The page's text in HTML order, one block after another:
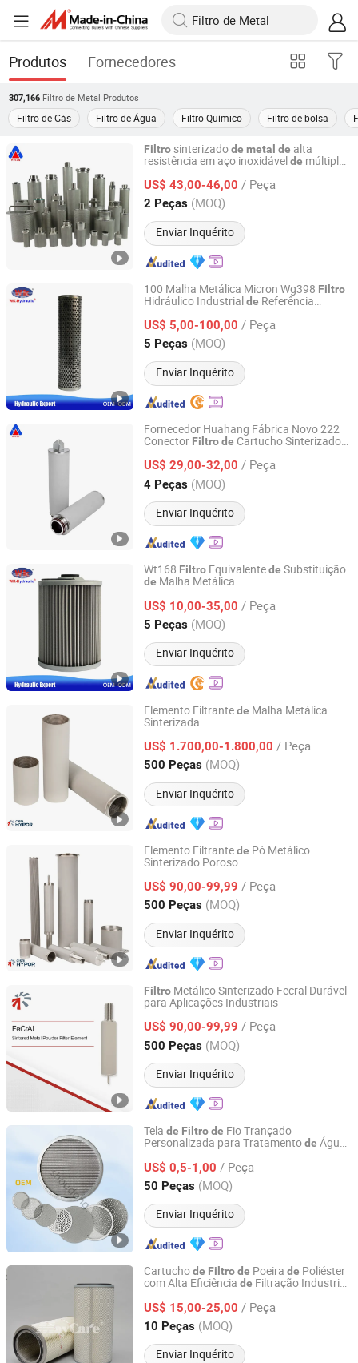
Produtos Fornecedores
307,166 Filtro de Metal Produtos
Filtro de Gás Filtro de Água Filtro Químico Filtro de bolsa
Filtrosinterizadode metal de alta
resistência em aço inoxidávelde múltiplas
delíquidos
US$ 43,00-46,00 / Peça
2 Peças (MOQ)
Enviar Inquérito
Xinxiang City Huahang Filter Co., Ltd.
Henan, China Desde 2018
100 Malha Metálica Micron Wg398 Filtro
Hidráulico Industrialde Referência
US$ 5,00-100,00 / Peça
5 Peças (MOQ)
Enviar Inquérito
Shanghai Weike Machinery Electricity Co.,Ltd.
Shanghai, China Desde 2017
Fornecedor Huahang Fábrica Novo 222
Conector Filtrode Cartucho Sinterizado
Temperaturas e CorrosãoFiltro
Sinterizado
US$ 29,00-32,00 / Peça
4 Peças (MOQ)
Enviar Inquérito
Xinxiang City Huahang Filter Co., Ltd.
Desde 2018
Wt168 Filtro Equivalentede Substituição
de Malha Metálica
US$ 10,00-35,00 / Peça
5 Peças (MOQ)
Enviar Inquérito
Shanghai Weike Machinery Electricity Co.,Ltd.
Shanghai, China Desde 2017
Elemento Filtrantede Malha Metálica
Sinterizada
US$ 1.700,00-1.800,00 / Peça
500 Peças (MOQ)
Enviar Inquérito
CISRI HY&POR TECHNOLOGY CO., LTD.
Beijing, China Desde 2021
Elemento Filtrantede Pó Metálico
Sinterizado Poroso
US$ 90,00-99,99 / Peça
500 Peças (MOQ)
Enviar Inquérito
CISRI HY&POR TECHNOLOGY CO., LTD.
Beijing, China Desde 2021
Filtro Metálico Sinterizado Fecral Durável
para Aplicações Industriais
US$ 90,00-99,99 / Peça
500 Peças (MOQ)
Enviar Inquérito
CISRI HY&POR TECHNOLOGY CO., LTD.
Beijing, China Desde 2021
Tela de Filtrode Fio Trançado
Personalizada para Tratamentode Água
Porosa em Aço Inoxidável Cobre Latão
Discos
Malha Filtrante Sinterizada
US$ 0,5-1,00 / Peça
50 Peças (MOQ)
Enviar Inquérito
Anping Shoudong Metal Wire Mesh Products Co., Ltd
Hebei, China Desde 2026
Cartuchode Filtrode Poeira de Poliéster
com Alta Eficiência de Filtração Industrial
US$ 15,00-25,00 / Peça
10 Peças (MOQ)
Enviar Inquérito
Mayair(Nanjing)Environmental Solutions Co., Ltd
Jiangsu, China Desde 2024